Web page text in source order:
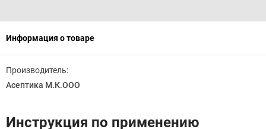
Информация о товаре
Производитель:
Асептика М.К.ООО
Инструкция по применению